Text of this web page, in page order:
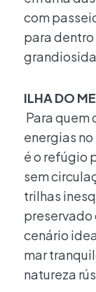
com
para dentro
ILHA DO
Para quem
energias
é o refúgio
sem
trilhas
preservado
cenário
mar
natureza